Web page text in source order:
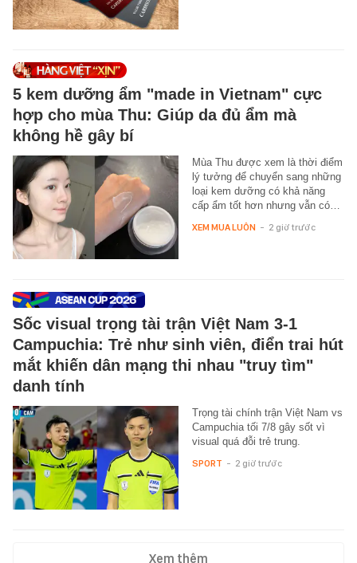
5 kem dưỡng ẩm "made in Vietnam" cực
hợp cho mùa Thu: Giúp da đủ ẩm mà
không hề gây bí
Mùa Thu được xem là thời điểm
lý tưởng để chuyển sang những
loại kem dưỡng có khả năng
cấp ẩm tốt hơn nhưng vẫn có…
XEM MUA LUÔN - 2 giờ trước
Sốc visual trọng tài trận Việt Nam 3-1
Campuchia: Trẻ như sinh viên, điển trai hút
mắt khiến dân mạng thi nhau "truy tìm"
danh tính
Trọng tài chính trận Việt Nam vs
Campuchia tối 7/8 gây sốt vì
visual quá đỗi trẻ trung.
SPORT - 2 giờ trước
Xem thêm